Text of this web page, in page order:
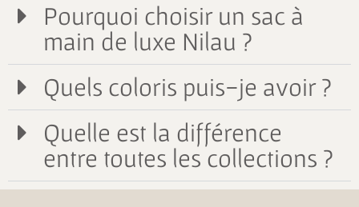
Pourquoi choisir un sac à
main de luxe Nilau ?
Quels coloris puis-je avoir ?
Quelle est la différence
entre toutes les collections ?